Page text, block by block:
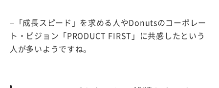
−「成長スピード」を求める人やDonutsのコーポレー
ト・ビジョン「PRODUCT FIRST」に共感したという
人が多いようですね。